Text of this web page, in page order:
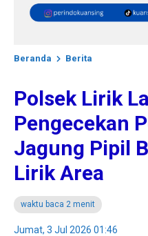
Beranda Berita
Polsek Lirik
Pengecekan
Jagung Pipil
Lirik Area
waktu baca 2 menit
Jumat, 3 Jul 2026 01:46